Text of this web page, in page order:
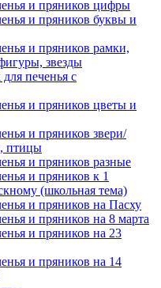
и пряников цифры
и пряников буквы и
и пряников рамки,
звезды
печенья с
и пряников цветы и
и пряников звери/
птицы
и пряников разные
и пряников к 1
(школьная тема)
и пряников на Пасху
и пряников на 8 марта
и пряников на 23
и пряников на 14